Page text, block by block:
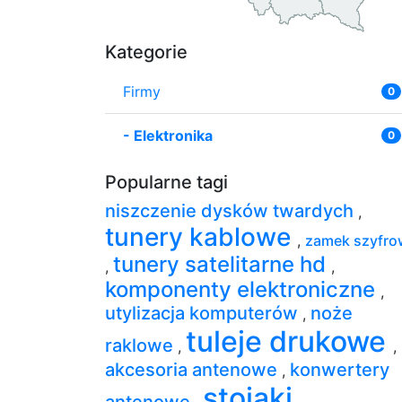
Kategorie
Firmy 0
- Elektronika 0
Popularne tagi
niszczenie dysków twardych ,
tunery kablowe , zamek
, tunery satelitarne hd ,
komponenty elektroniczne ,
utylizacja komputerów , noże
raklowe , tuleje drukowe ,
akcesoria antenowe , konwertery